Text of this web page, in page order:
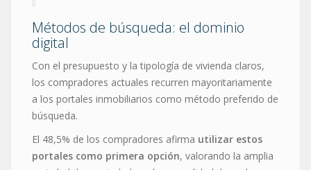
Métodos de búsqueda: el dominio
digital
Con el presupuesto y la tipología de vivienda claros,
los compradores actuales recurren mayoritariamente
a los portales inmobiliarios como método preferido de
búsqueda.
El 48,5% de los compradores afirma utilizar estos
portales como primera opción, valorando la amplia